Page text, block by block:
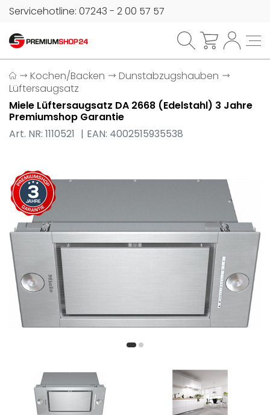
Servicehotline: 07243 - 2 00 57 57
Kochen/Backen
Dunstabzugshauben
Lüftersaugsatz
Miele Lüftersaugsatz DA 2668 (Edelstahl) 3 Jahre
Premiumshop Garantie
Art. NR: 1110521
EAN: 4002515935538